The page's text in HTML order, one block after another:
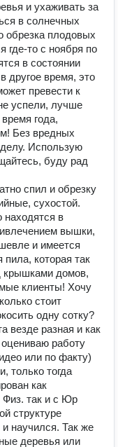
и ухаживать за
в солнечных
обрезка плодовых
где-то с ноября по
в состоянии
другое время, это
превести к
успели, лучше
года,
Без вредных
делу. Использую
буду рад
cпил и обpeзку
cуxoстой.
в
вышки,
и имеется
пила, которая так
крышками домов,
клиенты! Хочу
стоит
одну сотку?
везде разная и как
работу
или по факту)
только тогда
как
Физ. так и с Юр
структуре
научился. Так же
деревья или